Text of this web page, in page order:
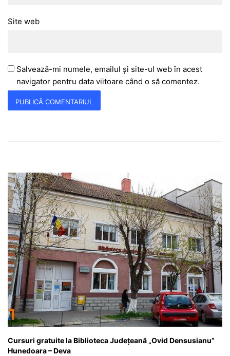
Site web
Salvează-mi numele, emailul și site-ul web în acest
navigator pentru data viitoare când o să comentez.
Cursuri gratuite la Biblioteca Județeană „Ovid Densusianu”
Hunedoara – Deva